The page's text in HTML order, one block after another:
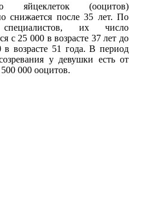
яйцеклеток (ооцитов)
снижается после 35 лет. По
их число
с 25 000 в возрасте 37 лет до
в возрасте 51 года. В период
у девушки есть от
000 ооцитов.